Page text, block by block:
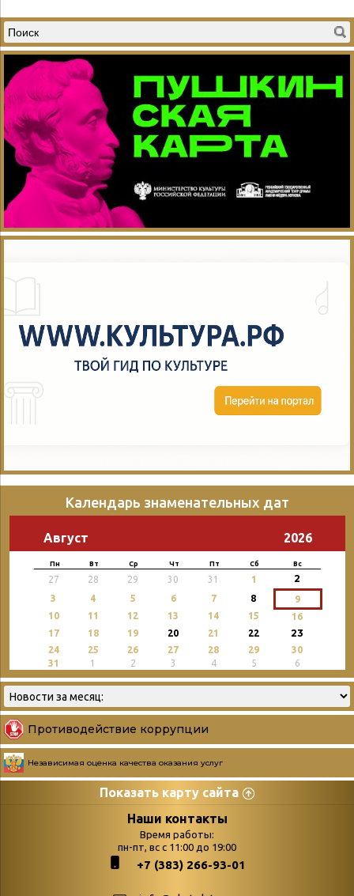
Календарь знаменательных дат
Август 2026
Пн Вт Ср Чт Пт Сб Вс
27 28 29 30 31 1 2
3 4 5 6 7 8
9
10
11 12 13 14 15
16
17
18 19 20 21 22 23
24 25 26 27 28 29
30
31
1 2 3 4 5 6
Противодействие коррупции
Независимая оценка качества оказания услуг
Показать карту сайта
Страницы
podvedenie-itogov-festivalya-
поступлений
Наши контакты
Время работы:
пн-пт, вс с 11:00 до 19:00
+7 (383) 266-93-01